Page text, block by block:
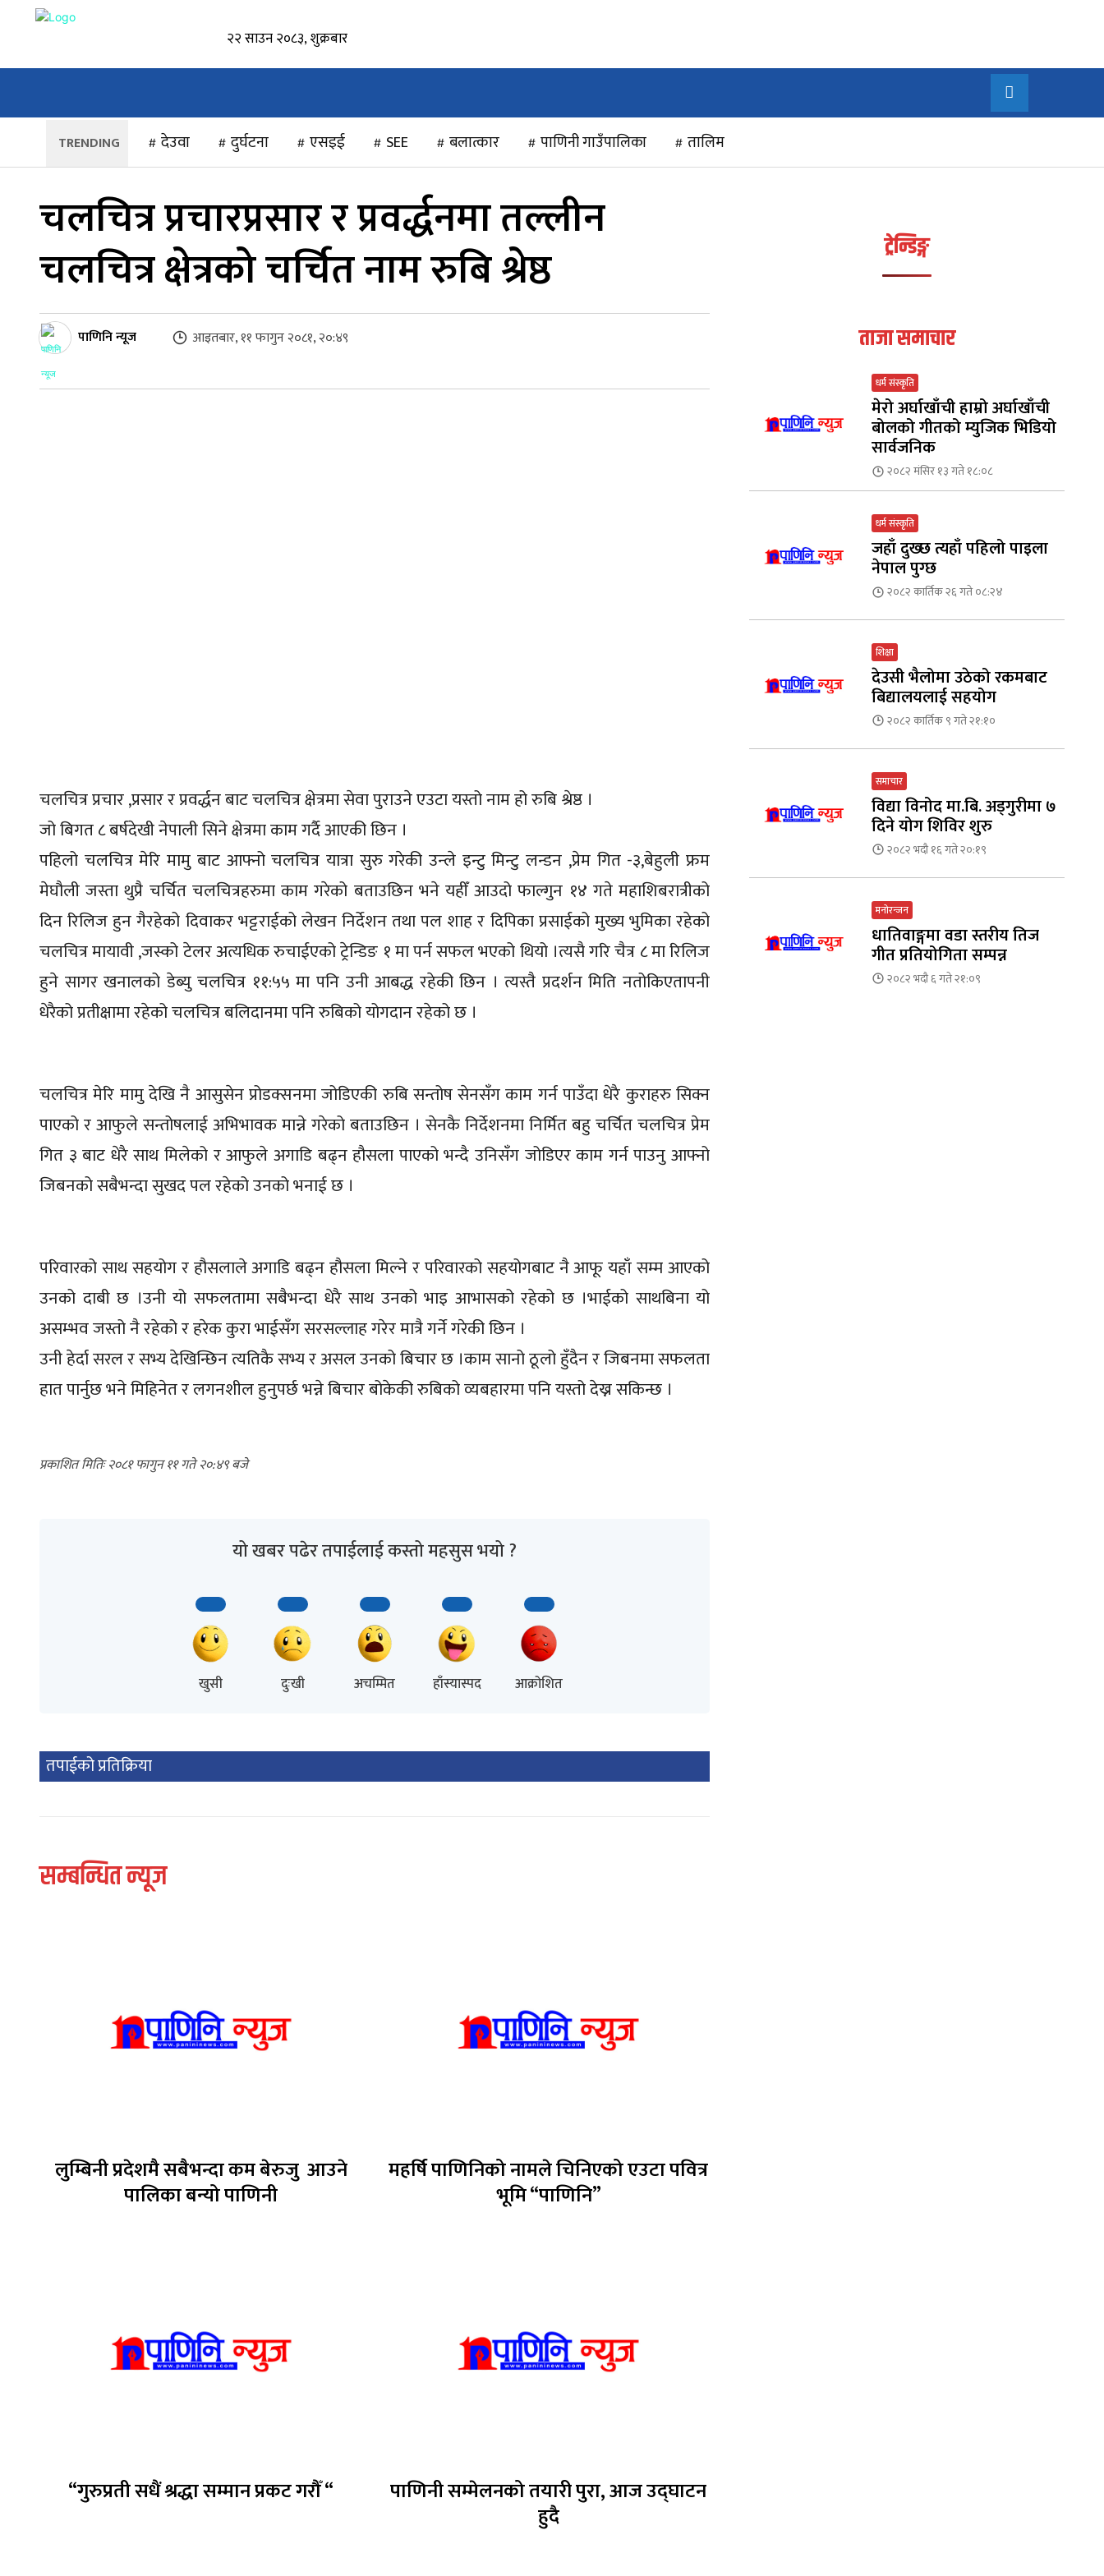
२२ साउन २०८३, शुक्रबार
देउवा दुर्घटना एसइई SEE बलात्कार पाणिनी गाउँपालिका तालिम
चलचित्र प्रचारप्रसार र प्रवर्द्धनमा तल्लीन
चलचित्र क्षेत्रको चर्चित नाम रुबि श्रेष्ठ
पाणिनि न्यूज आइतबार, ११ फागुन २०८१, २०:४९
चलचित्र प्रचार ,प्रसार र प्रवर्द्धन बाट चलचित्र क्षेत्रमा सेवा पुराउने एउटा यस्तो नाम हो रुबि श्रेष्ठ ।
जो बिगत ८ बर्षदेखी नेपाली सिने क्षेत्रमा काम गर्दै आएकी छिन ।
पहिलो चलचित्र मेरि मामु बाट आफ्नो चलचित्र यात्रा सुरु गरेकी उन्ले इन्टु मिन्टु लन्डन ,प्रेम गित -३,बेहुली फ्रम
मेघौली जस्ता थुप्रै चर्चित चलचित्रहरुमा काम गरेको बताउछिन भने यहीँ आउदो फाल्गुन १४ गते महाशिबरात्रीको
दिन रिलिज हुन गैरहेको दिवाकर भट्टराईको लेखन निर्देशन तथा पल शाह र दिपिका प्रसाईको मुख्य भुमिका रहेको
चलचित्र मायावी ,जस्को टेलर अत्यधिक रुचाईएको ट्रेन्डिङ १ मा पर्न सफल भएको थियो ।त्यसै गरि चैत्र ८ मा रिलिज
हुने सागर खनालको डेब्यु चलचित्र ११:५५ मा पनि उनी आबद्ध रहेकी छिन । त्यस्तै प्रदर्शन मिति नतोकिएतापनी
धेरैको प्रतीक्षामा रहेको चलचित्र बलिदानमा पनि रुबिको योगदान रहेको छ ।
चलचित्र मेरि मामु देखि नै आसुसेन प्रोडक्सनमा जोडिएकी रुबि सन्तोष सेनसँग काम गर्न पाउँदा धेरै कुराहरु सिक्न
पाएको र आफुले सन्तोषलाई अभिभावक मान्ने गरेको बताउछिन । सेनकै निर्देशनमा निर्मित बहु चर्चित चलचित्र प्रेम
गित ३ बाट धेरै साथ मिलेको र आफुले अगाडि बढ्न हौसला पाएको भन्दै उनिसँग जोडिएर काम गर्न पाउनु आफ्नो
जिबनको सबैभन्दा सुखद पल रहेको उनको भनाई छ ।
परिवारको साथ सहयोग र हौसलाले अगाडि बढ्न हौसला मिल्ने र परिवारको सहयोगबाट नै आफू यहाँ सम्म आएको
उनको दाबी छ ।उनी यो सफलतामा सबैभन्दा धेरै साथ उनको भाइ आभासको रहेको छ ।भाईको साथबिना यो
असम्भव जस्तो नै रहेको र हरेक कुरा भाईसँग सरसल्लाह गरेर मात्रै गर्ने गरेकी छिन ।
उनी हेर्दा सरल र सभ्य देखिन्छिन त्यतिकै सभ्य र असल उनको बिचार छ ।काम सानो ठूलो हुँदैन र जिबनमा सफलता
हात पार्नुछ भने मिहिनेत र लगनशील हुनुपर्छ भन्ने बिचार बोकेकी रुबिको व्यबहारमा पनि यस्तो देख्न सकिन्छ ।
२०८१ फागुन ११ गते २०:४९
यो खबर पढेर तपाईलाई कस्तो महसुस भयो ?
खुसी दुःखी अचम्मित हाँस्यास्पद आक्रोशित
तपाईको प्रतिक्रिया
सम्बन्धित न्यूज
लुम्बिनी प्रदेशमै सबैभन्दा कम बेरुजु आउने
पालिका बन्यो पाणिनी
महर्षि पाणिनिको नामले चिनिएको एउटा पवित्र
भूमि “पाणिनि”
“गुरुप्रती सधैं श्रद्धा सम्मान प्रकट गरौँ “ पाणिनी सम्मेलनको तयारी पुरा, आज उद्घाटन
हुदै
ट्रेन्डिङ्ग
ताजा समाचार
धर्म संस्कृति
मेरो अर्घाखाँची हाम्रो अर्घाखाँची
बोलको गीतको म्युजिक भिडियो
सार्वजनिक
२०८२ मंसिर १३ गते १८:०८
धर्म संस्कृति
जहाँ दुख्छ त्यहाँ पहिलो पाइला
नेपाल पुग्छ
२०८२ कार्तिक २६ गते ०८:२४
शिक्षा
देउसी भैलोमा उठेको रकमबाट
बिद्यालयलाई सहयोग
२०८२ कार्तिक ९ गते २१:१०
समाचार
विद्या विनोद मा.बि. अड्गुरीमा ७
दिने योग शिविर शुरु
२०८२ भदौ १६ गते २०:१९
मनोरन्जन
धातिवाङ्गमा वडा स्तरीय तिज
गीत प्रतियोगिता सम्पन्न
२०८२ भदौ ६ गते २१:०९